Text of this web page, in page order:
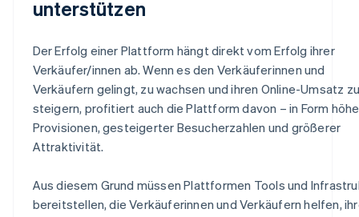
unterstützen
Der Erfolg einer Plattform hängt direkt vom Erfolg ihrer
Verkäufer/innen ab. Wenn es den Verkäuferinnen und
Verkäufern gelingt, zu wachsen und ihren Online-Umsatz zu
steigern, profitiert auch die Plattform davon – in Form
Provisionen, gesteigerter Besucherzahlen und größerer
Attraktivität.
Aus diesem Grund müssen Plattformen Tools und
bereitstellen, die Verkäuferinnen und Verkäufern helfen,